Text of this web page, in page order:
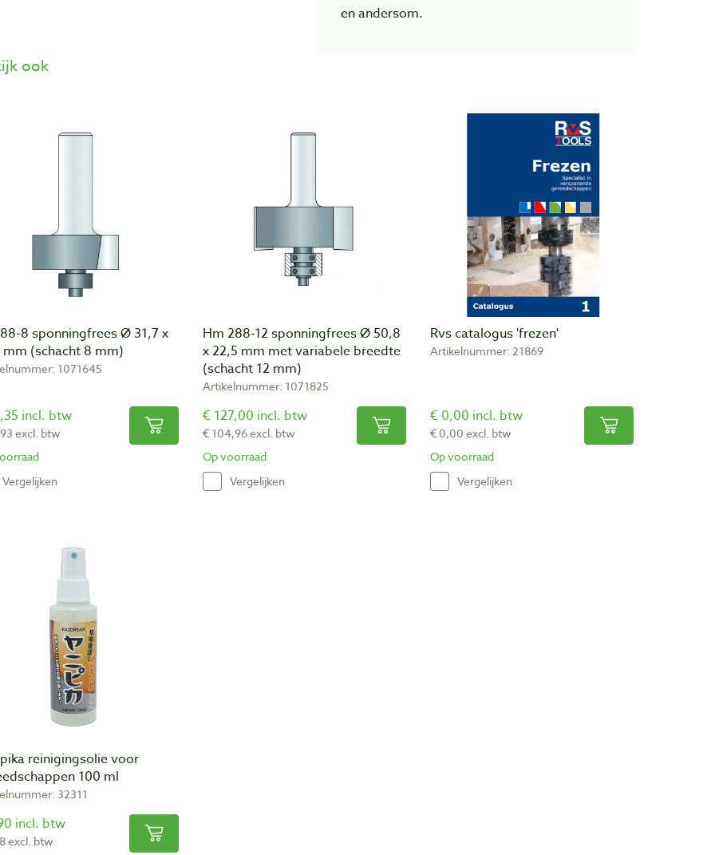
en andersom.
ook
8 sponningfrees Ø 31,7 x
mm (schacht 8 mm)
1071645
incl. btw
excl. btw
Vergelijken
Hm 288-12 sponningfrees Ø 50,8
x 22,5 mm met variabele breedte
(schacht 12 mm)
Artikelnummer: 1071825
€ 127,00 incl. btw
€ 104,96 excl. btw
Op voorraad
Vergelijken
Rvs catalogus 'frezen'
Artikelnummer: 21869
€ 0,00 incl. btw
€ 0,00 excl. btw
Op voorraad
Vergelijken
reinigingsolie voor
100 ml
32311
incl. btw
excl. btw